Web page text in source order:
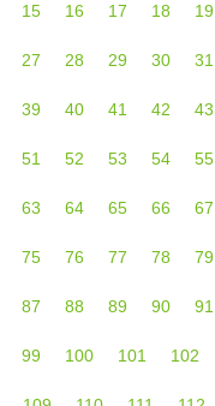
15 16 17 18 19
27 28 29 30 31
39 40 41 42 43
51 52 53 54 55
63 64 65 66 67
75 76 77 78 79
87 88 89 90 91
99 100 101 102